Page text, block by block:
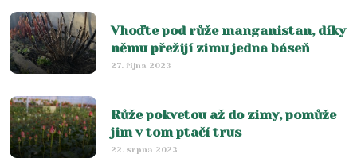
Vhoďte pod růže manganistan, díky
němu přežijí zimu jedna báseň
27. října 2023
Růže pokvetou až do zimy, pomůže
jim v tom ptačí trus
22. srpna 2023